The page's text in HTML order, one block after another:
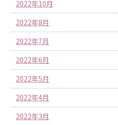
2022年10月
2022年8月
2022年7月
2022年6月
2022年5月
2022年4月
2022年3月